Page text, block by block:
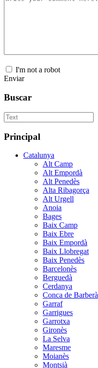
I'm not a robot
Enviar
Buscar
Principal
Catalunya
Alt Camp
Alt Empordà
Alt Penedès
Alta Ribagorça
Alt Urgell
Anoia
Bages
Baix Camp
Baix Ebre
Baix Empordà
Baix Llobregat
Baix Penedès
Barcelonès
Berguedà
Cerdanya
Conca de Barberà
Garraf
Garrigues
Garrotxa
Gironès
La Selva
Maresme
Moianès
Montsià